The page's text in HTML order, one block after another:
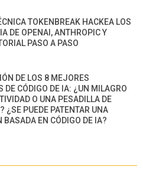
TOKENBREAK HACKEA LOS
DE OPENAI, ANTHROPIC Y
PASO A PASO
DE LOS 8 MEJORES
DE CÓDIGO DE IA: ¿UN MILAGRO
O UNA PESADILLA DE
¿SE PUEDE PATENTAR UNA
BASADA EN CÓDIGO DE IA?